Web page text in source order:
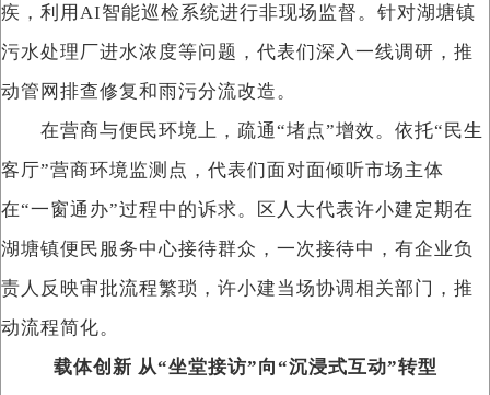
疾，利用AI智能巡检系统进行非现场监督。针对湖塘镇
污水处理厂进水浓度等问题，代表们深入一线调研，推
动管网排查修复和雨污分流改造。
在营商与便民环境上，疏通“堵点”增效。依托“民生
客厅”营商环境监测点，代表们面对面倾听市场主体
在“一窗通办”过程中的诉求。区人大代表许小建定期在
湖塘镇便民服务中心接待群众，一次接待中，有企业负
责人反映审批流程繁琐，许小建当场协调相关部门，推
动流程简化。
载体创新 从“坐堂接访”向“沉浸式互动”转型